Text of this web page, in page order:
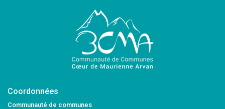
Coordonnées
Communauté de communes